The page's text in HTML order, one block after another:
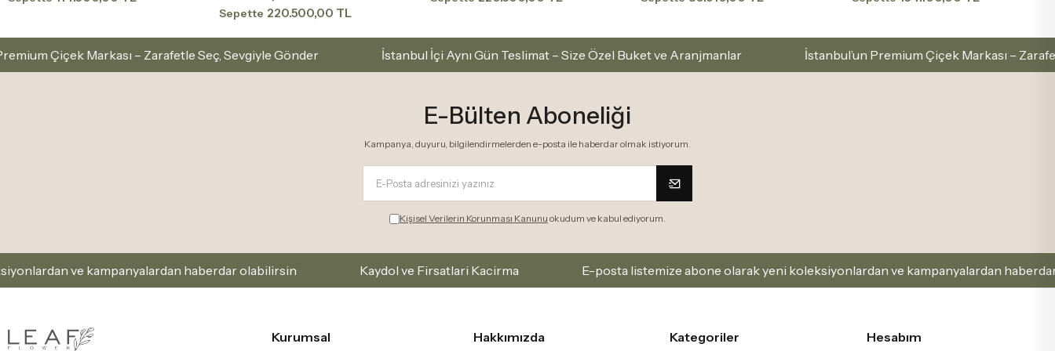
Sepette 220.500,00 TL
Zarafetle Seç, Sevgiyle Gönder İstanbul İçi Aynı Gün Teslimat – Size Özel Buket ve Aranjmanlar İstanbul’un Premium Çiçek Markası – Zarafetle Seç, Sevgiyle
E-Bülten Aboneliği
Kampanya, duyuru, bilgilendirmelerden e-posta ile haberdar olmak istiyorum.
Kişisel Verilerin Korunması Kanunu okudum ve kabul ediyorum.
haberdar olabilirsin Kaydol ve Firsatlari Kacirma E-posta listemize abone olarak yeni koleksiyonlardan ve kampanyalardan haberdar olabilirsin
Kurumsal Hakkımızda Kategoriler Hesabım